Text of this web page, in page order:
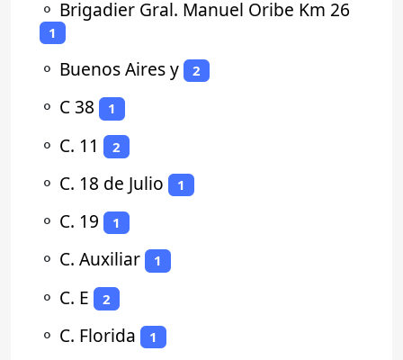
⚬ Brigadier Gral. Manuel Oribe Km 26
1
⚬ Buenos Aires y 2
⚬ C 38 1
⚬ C. 11 2
⚬ C. 18 de Julio 1
⚬ C. 19 1
⚬ C. Auxiliar 1
⚬ C. E 2
⚬ C. Florida 1